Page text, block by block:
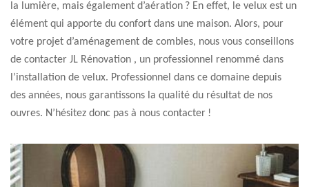
la lumière, mais également d’aération ? En effet, le velux est un
élément qui apporte du confort dans une maison. Alors, pour
votre projet d’aménagement de combles, nous vous conseillons
de contacter JL Rénovation , un professionnel renommé dans
l’installation de velux. Professionnel dans ce domaine depuis
des années, nous garantissons la qualité du résultat de nos
ouvres. N’hésitez donc pas à nous contacter !